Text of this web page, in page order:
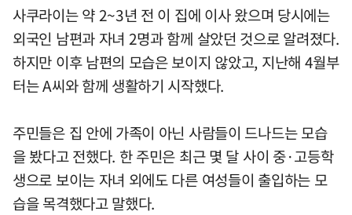
사쿠라이는 약 2~3년 전 이 집에 이사 왔으며 당시에는
외국인 남편과 자녀 2명과 함께 살았던 것으로 알려졌다.
하지만 이후 남편의 모습은 보이지 않았고, 지난해 4월부
터는 A씨와 함께 생활하기 시작했다.
주민들은 집 안에 가족이 아닌 사람들이 드나드는 모습
을 봤다고 전했다. 한 주민은 최근 몇 달 사이 중·고등학
생으로 보이는 자녀 외에도 다른 여성들이 출입하는 모
습을 목격했다고 말했다.